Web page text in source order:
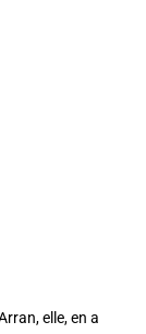
elle, en a